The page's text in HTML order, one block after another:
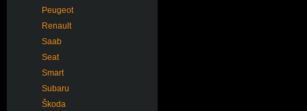
Peugeot
Renault
Saab
Seat
Smart
Subaru
Škoda